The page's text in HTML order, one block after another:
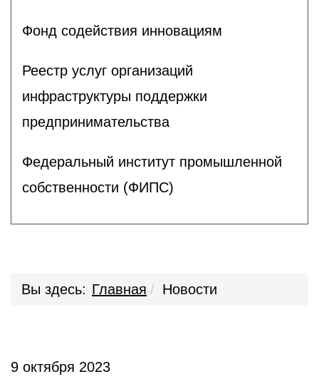
Фонд содействия инновациям
Реестр услуг организаций
инфраструктуры поддержки
предпринимательства
Федеральный институт промышленной
собственности (ФИПС)
Вы здесь: Главная Новости
9 октября 2023